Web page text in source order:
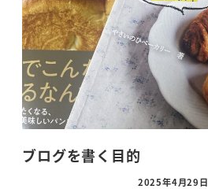
ブログを書く目的
2025年4月29日